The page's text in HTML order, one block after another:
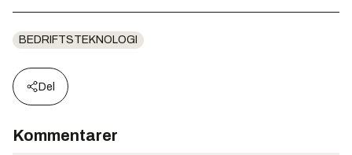
BEDRIFTSTEKNOLOGI
Del
Kommentarer